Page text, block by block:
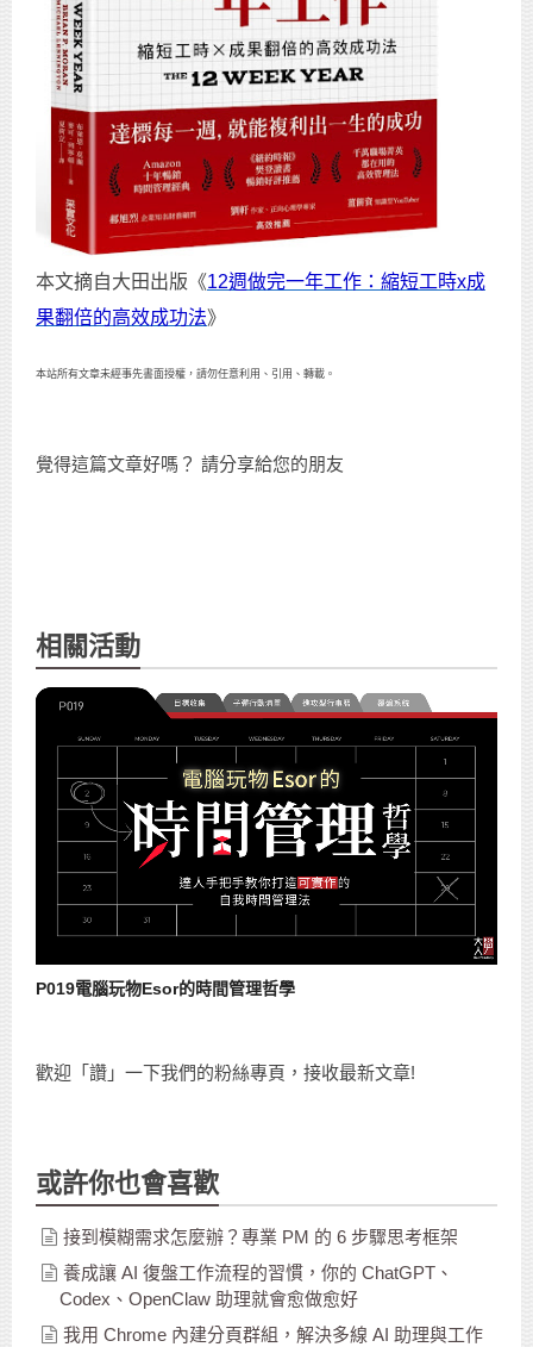
本文摘自大田出版《12週做完一年工作：縮短工時x成
果翻倍的高效成功法》
本站所有文章未經事先書面授權，請勿任意利用、引用、轉載。
覺得這篇文章好嗎？ 請分享給您的朋友
相關活動
P019電腦玩物Esor的時間管理哲學
歡迎「讚」一下我們的粉絲專頁，接收最新文章!
或許你也會喜歡
接到模糊需求怎麼辦？專業 PM 的 6 步驟思考框架
養成讓 AI 復盤工作流程的習慣，你的 ChatGPT、
Codex、OpenClaw 助理就會愈做愈好
我用 Chrome 內建分頁群組，解決多線 AI 助理與工作